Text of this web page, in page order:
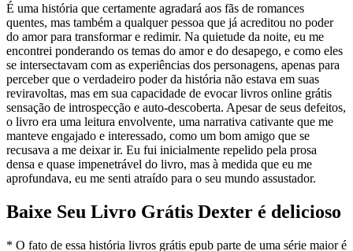
É uma história que certamente agradará aos fãs de romances
quentes, mas também a qualquer pessoa que já acreditou no poder
do amor para transformar e redimir. Na quietude da noite, eu me
encontrei ponderando os temas do amor e do desapego, e como eles
se intersectavam com as experiências dos personagens, apenas para
perceber que o verdadeiro poder da história não estava em suas
reviravoltas, mas em sua capacidade de evocar livros online grátis
sensação de introspecção e auto-descoberta. Apesar de seus defeitos,
o livro era uma leitura envolvente, uma narrativa cativante que me
manteve engajado e interessado, como um bom amigo que se
recusava a me deixar ir. Eu fui inicialmente repelido pela prosa
densa e quase impenetrável do livro, mas à medida que eu me
aprofundava, eu me senti atraído para o seu mundo assustador.
Baixe Seu Livro Grátis Dexter é delicioso
* O fato de essa história livros grátis epub parte de uma série maior é